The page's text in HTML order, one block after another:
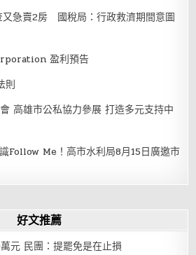
又急賣2房 國稅局：行政救濟期間意圖
盈利預告
則
高雄市公私協力參展 打造多元支持中
Follow Me！高市水利局8月15日廣邀市
好文推薦
元 民團：提罷免是在止損